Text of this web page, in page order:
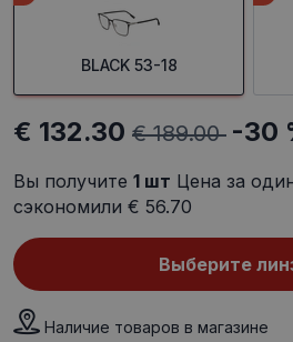
BLACK 53-18
€ 132.30 € 189.00 -30
Вы получите 1 шт Цена за
сэкономили € 56.70
Выберите
Наличие товаров в магазине